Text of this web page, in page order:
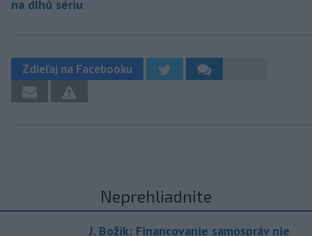
na dlhú sériu
Zdieľaj na Facebooku
Neprehliadnite
J. Božik: Financovanie samospráv nie